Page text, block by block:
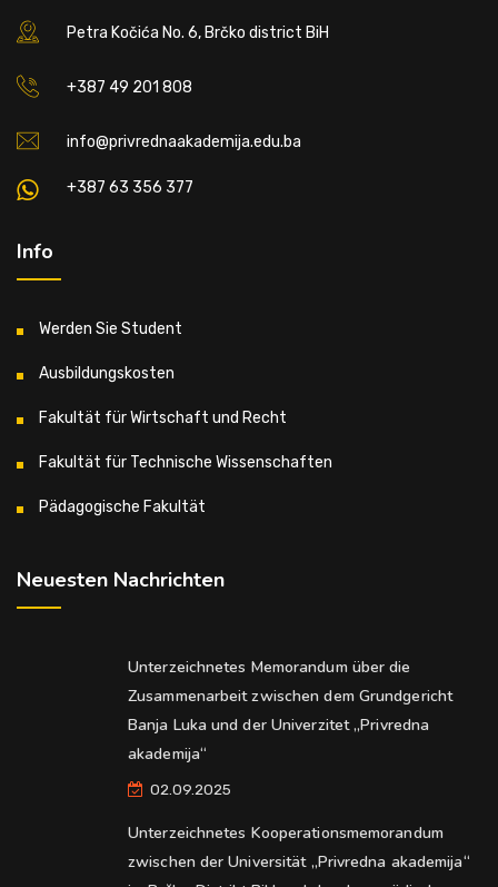
Petra Kočića No. 6, Brčko district BiH
+387 49 201 808
info@privrednaakademija.edu.ba
+387 63 356 377
Info
Werden Sie Student
Ausbildungskosten
Fakultät für Wirtschaft und Recht
Fakultät für Technische Wissenschaften
Pädagogische Fakultät
Neuesten Nachrichten
Unterzeichnetes Memorandum über die
Zusammenarbeit zwischen dem Grundgericht
Banja Luka und der Univerzitet „Privredna
akademija“
02.09.2025
Unterzeichnetes Kooperationsmemorandum
zwischen der Universität „Privredna akademija“